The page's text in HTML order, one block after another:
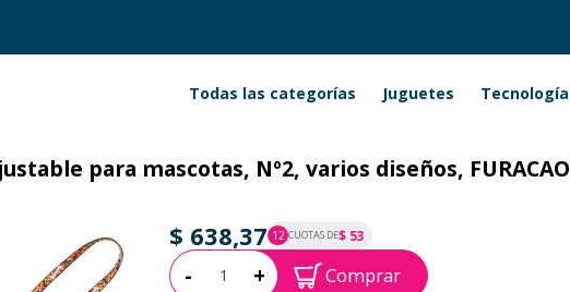
Todas las categorías Juguetes Tecnología
para mascotas, Nº2, varios diseños, FURACAO
$ 638,37 12 CUOTAS DE$ 53
P.T.F. $ 638
Cantidad:
- + Comprar